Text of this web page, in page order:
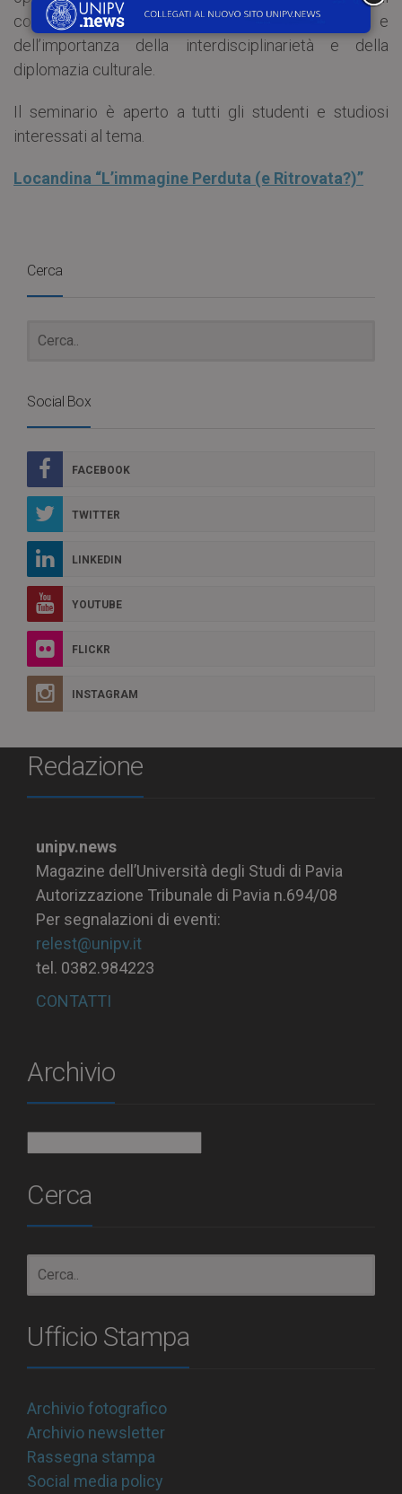
conservazione e valorizzazione dell’architettura e
dell’importanza della interdisciplinarietà e della
diplomazia culturale.
Il seminario è aperto a tutti gli studenti e studiosi
interessati al tema.
Locandina “L’immagine Perduta (e Ritrovata?)”
Cerca
Social Box
FACEBOOK
TWITTER
LINKEDIN
YOUTUBE
FLICKR
INSTAGRAM
Redazione
unipv.news
Magazine dell’Università degli Studi di Pavia
Autorizzazione Tribunale di Pavia n.694/08
Per segnalazioni di eventi:
relest@unipv.it
tel. 0382.984223
CONTATTI
Archivio
Cerca
Ufficio Stampa
Archivio fotografico
Archivio newsletter
Rassegna stampa
Social media policy